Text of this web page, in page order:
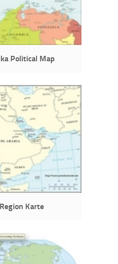
Political Map
Karte